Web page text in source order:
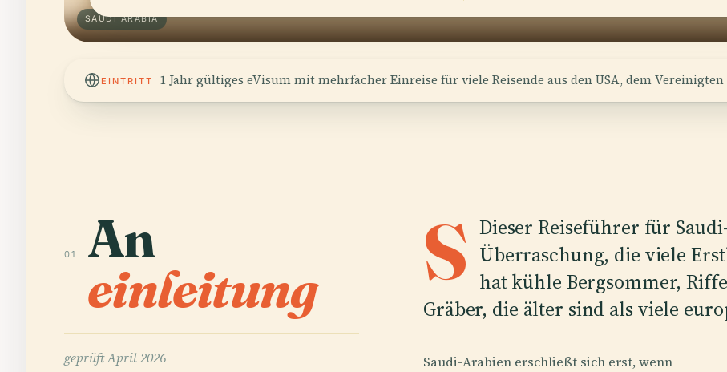
SAUDI ARABIA
EINTRITT 1 Jahr gültiges eVisum mit mehrfacher Einreise für viele Reisende aus den USA, dem
01 An
einleitung
geprüftApril 2026
S Dieser Reiseführer für
Überraschung, die viele
hat kühle Bergsommer,
Gräber, die älter sind als viele
Saudi-Arabien erschließt sich erst, wenn